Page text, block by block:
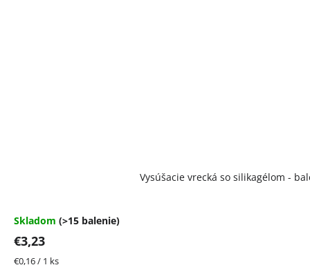
Vysúšacie vrecká so silikagélom -
Skladom (>15 balenie)
€3,23
Jednotková
€0,16 / 1 ks